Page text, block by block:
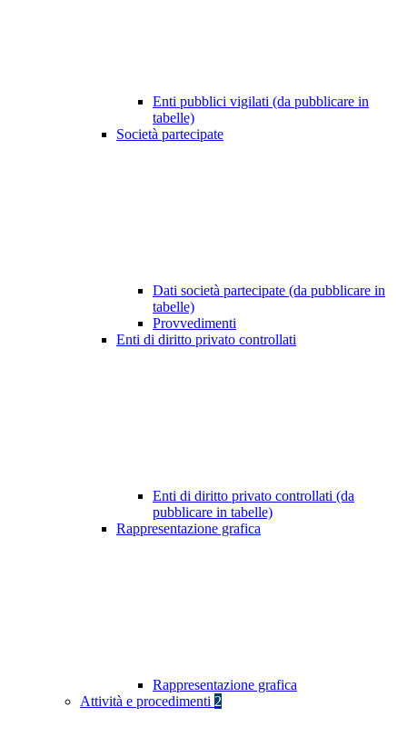
Enti pubblici vigilati (da pubblicare in
tabelle)
Società partecipate
Dati società partecipate (da pubblicare in
tabelle)
Provvedimenti
Enti di diritto privato controllati
Enti di diritto privato controllati (da
pubblicare in tabelle)
Rappresentazione grafica
Rappresentazione grafica
Attività e procedimenti 2